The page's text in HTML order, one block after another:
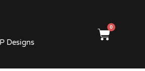
Designs
0